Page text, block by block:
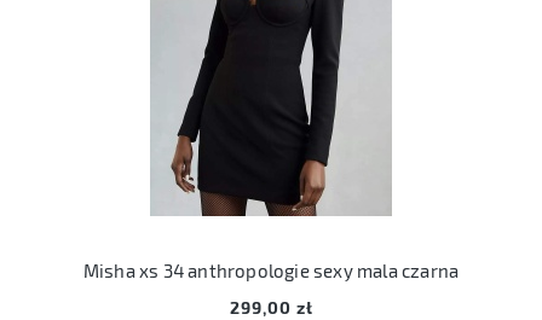
Misha xs 34 anthropologie sexy mala czarna
299,00 zł